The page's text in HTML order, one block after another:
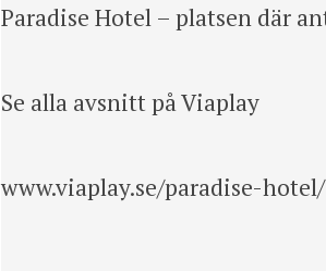
Paradise Hotel – platsen där
Se alla avsnitt på Viaplay
www.viaplay.se/paradise-hotel/